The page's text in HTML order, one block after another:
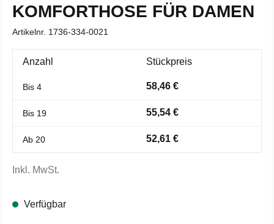
KOMFORTHOSE FÜR DAMEN
Artikelnr. 1736-334-0021
Anzahl Stückpreis
Bis 4 58,46 €
Bis 19 55,54 €
Ab 20 52,61 €
Inkl. MwSt.
Verfügbar